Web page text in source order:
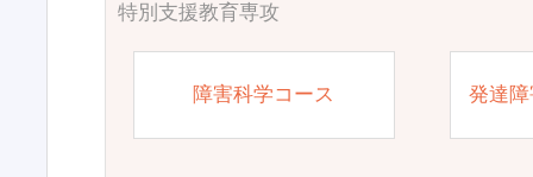
特別支援教育専攻
障害科学コース 発達